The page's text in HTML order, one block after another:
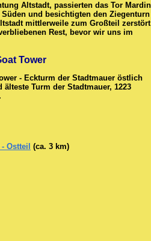
Altstadt, passierten das Tor Mardin
und besichtigten den Ziegenturn
mittlerweile zum Großteil zerstört
Rest, bevor wir uns im
Tower
- Eckturm der Stadtmauer östlich
Turm der Stadtmauer, 1223
Ostteil (ca. 3 km)